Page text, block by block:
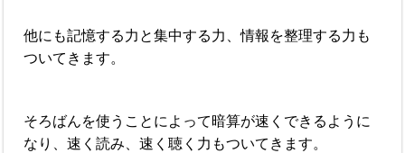
他にも記憶する力と集中する力、情報を整理する力も
ついてきます。
そろばんを使うことによって暗算が速くできるように
なり、速く読み、速く聴く力もついてきます。